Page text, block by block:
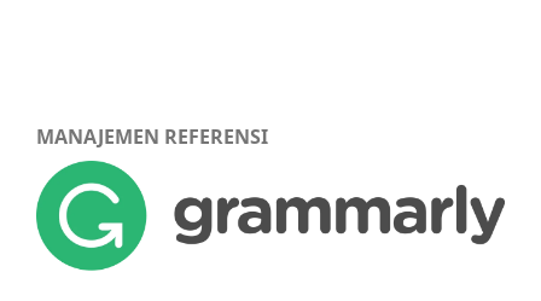
MANAJEMEN REFERENSI